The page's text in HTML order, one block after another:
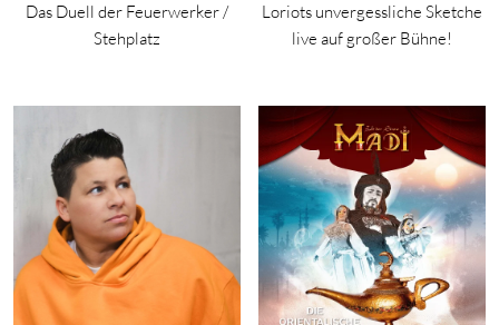
Das Duell der Feuerwerker /
Stehplatz
Loriots unvergessliche Sketche
live auf großer Bühne!